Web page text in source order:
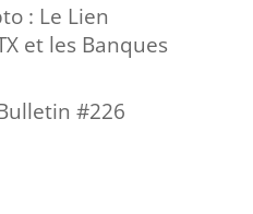
: Le Lien
et les Banques
#226